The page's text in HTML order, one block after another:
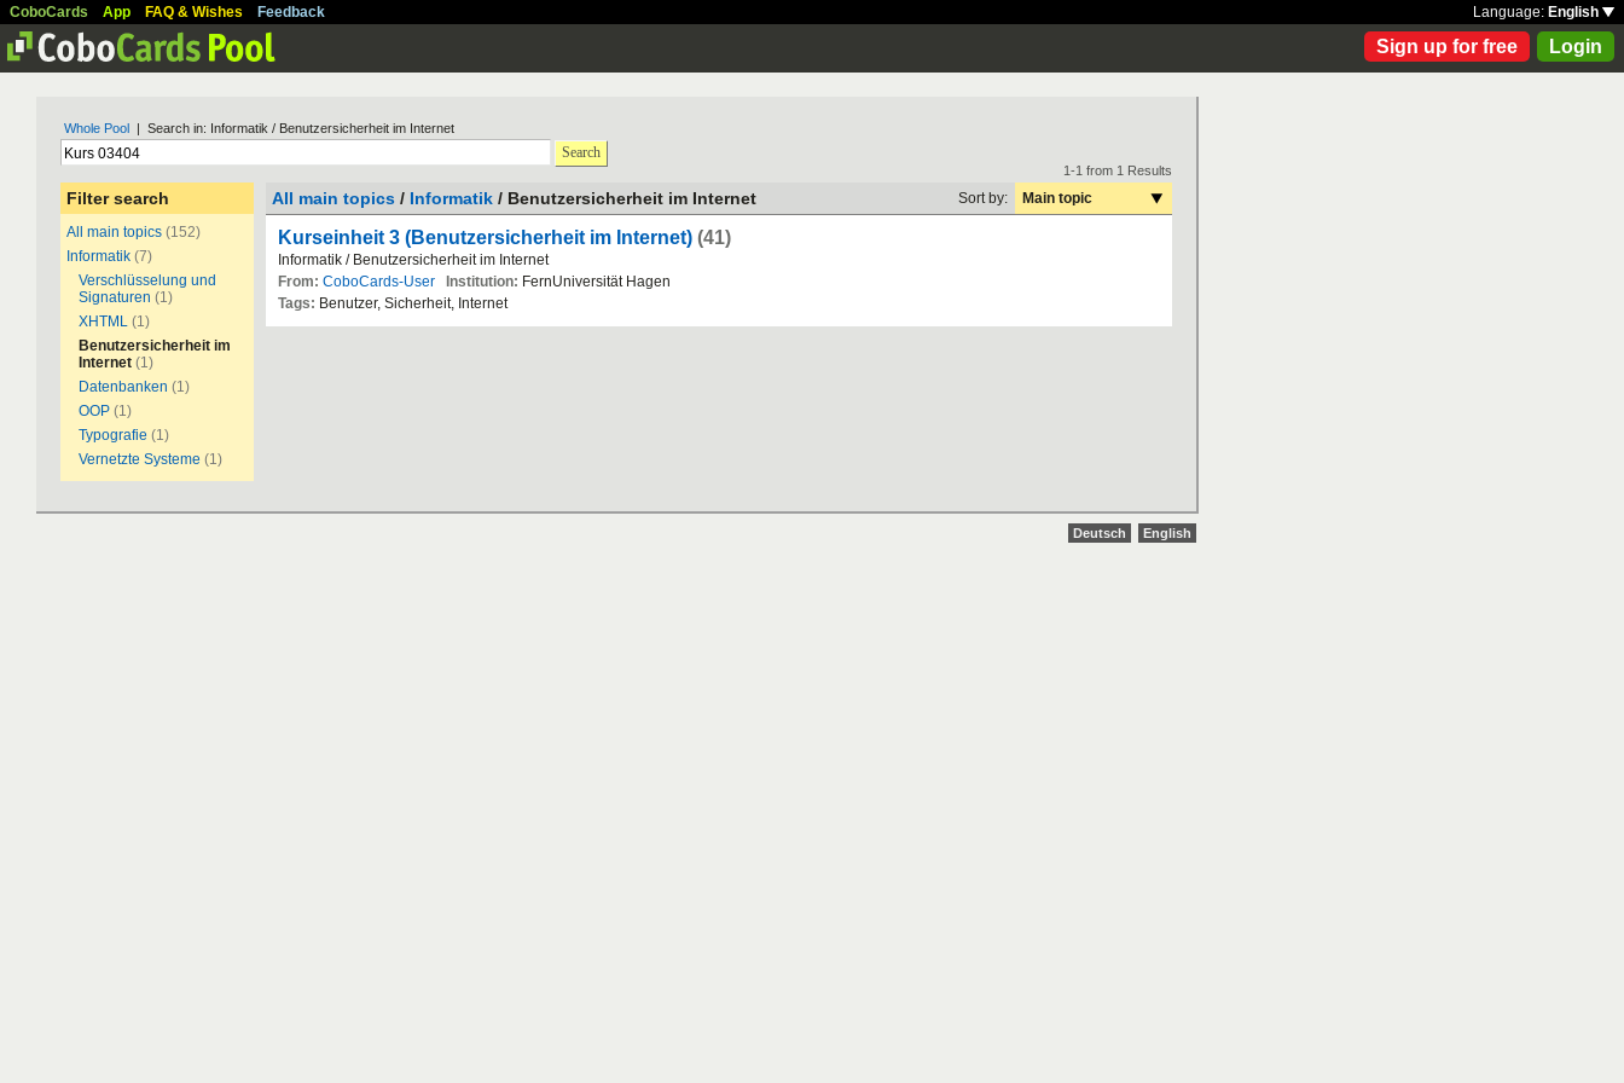
CoboCards App FAQ & Wishes Feedback Language: English
Sign up for free Login
Whole Pool | Search in: Informatik / Benutzersicherheit im Internet
Search
Filter search
All main topics (152)
Informatik (7)
Verschlüsselung und
Signaturen (1)
XHTML (1)
Benutzersicherheit im
Internet (1)
Datenbanken (1)
OOP (1)
Typografie (1)
Vernetzte Systeme (1)
1-1 from 1 Results
All main topics / Informatik / Benutzersicherheit im Internet Sort by: Main topic
Kurseinheit 3 (Benutzersicherheit im Internet) (41)
Informatik / Benutzersicherheit im Internet
From: CoboCards-User Institution: FernUniversität Hagen
Tags: Benutzer, Sicherheit, Internet
Deutsch English